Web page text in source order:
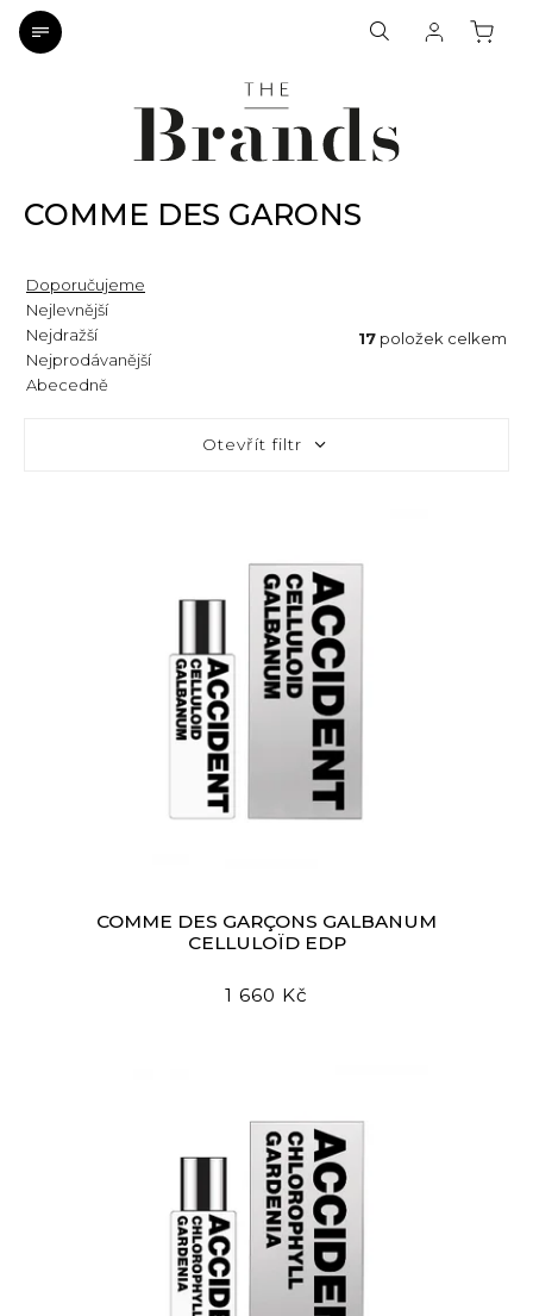
COMME DES GARҪONS
Doporučujeme
Nejlevnější
Nejdražší
Nejprodávanější
Abecedně
17 položek celkem
Otevřít filtr
COMME DES GARÇONS GALBANUM
CELLULOÏD EDP
1 660 Kč